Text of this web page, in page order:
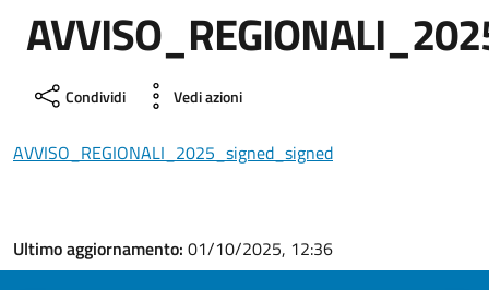
Condividi Vedi azioni
AVVISO_REGIONALI_2025_signed_signed
Ultimo aggiornamento: 01/10/2025, 12:36